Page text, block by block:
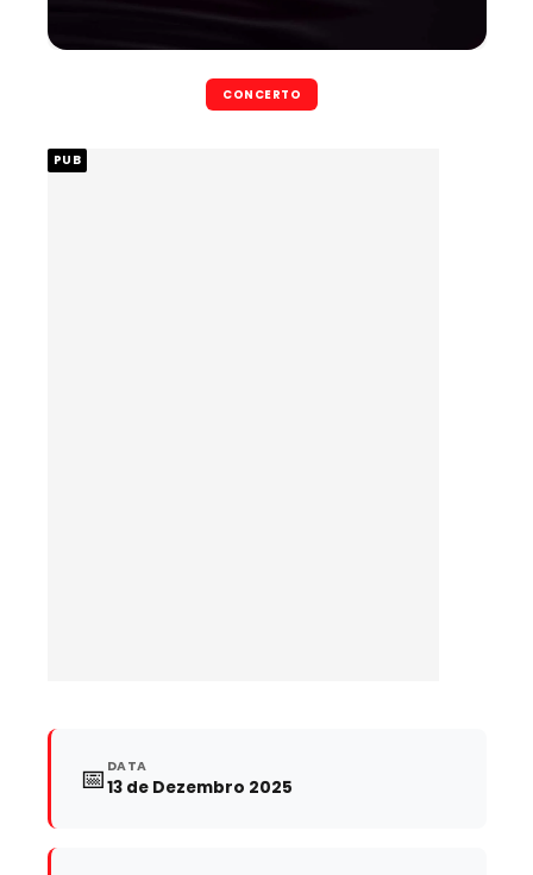
CONCERTO
PUB
📅 DATA
13 de Dezembro 2025